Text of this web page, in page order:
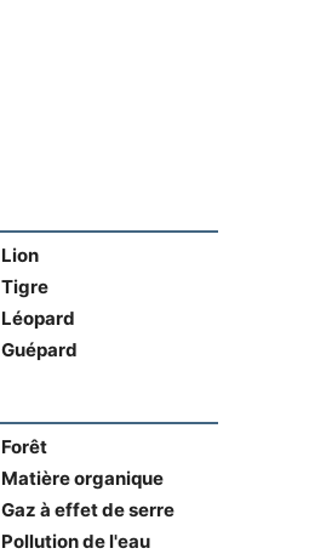
Lion
Tigre
Léopard
Guépard
Forêt
Matière organique
Gaz à effet de serre
Pollution de l'eau